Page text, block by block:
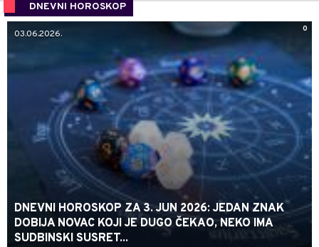
DNEVNI HOROSKOP
0
03.06.2026.
DNEVNI HOROSKOP ZA 3. JUN 2026: JEDAN ZNAK
DOBIJA NOVAC KOJI JE DUGO ČEKAO, NEKO IMA
SUDBINSKI SUSRET...